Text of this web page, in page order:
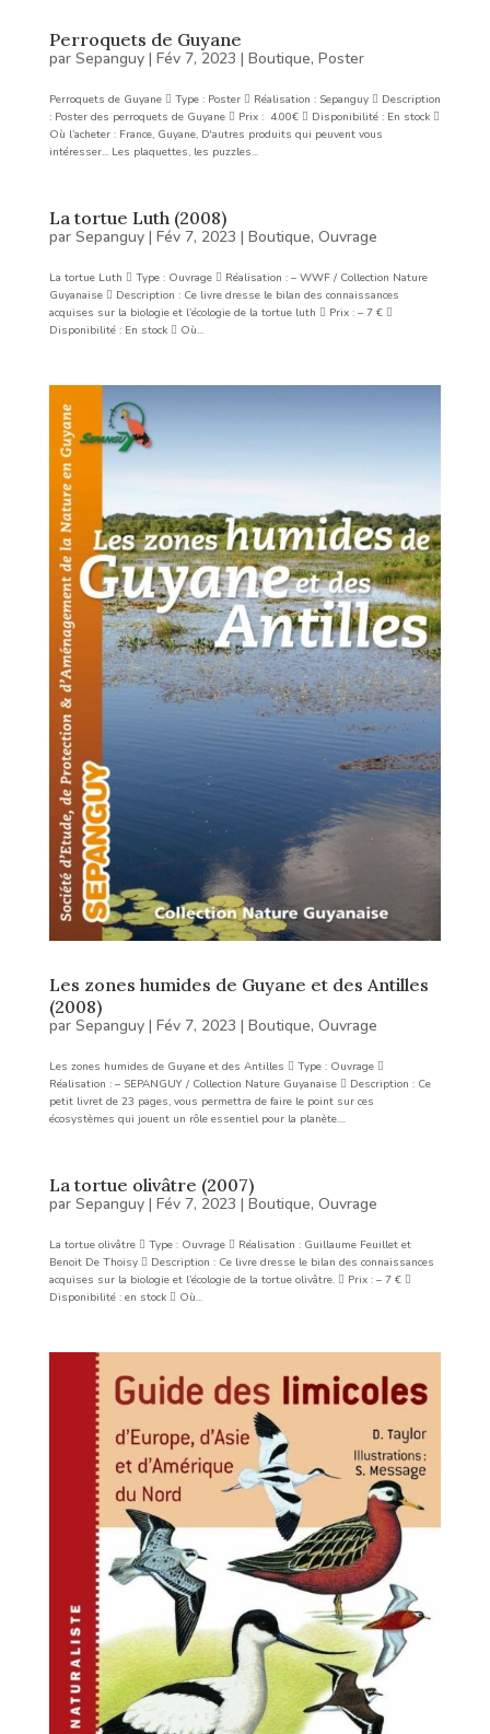
Perroquets de Guyane
par Sepanguy| Fév 7, 2023 | Boutique, Poster
Perroquets de Guyane  Type : Poster  Réalisation : Sepanguy  Description
: Poster des perroquets de Guyane  Prix : 4.00€  Disponibilité : En stock 
Où l’acheter : France, Guyane, D'autres produits qui peuvent vous
intéresser... Les plaquettes, les puzzles...
La tortue Luth (2008)
par Sepanguy| Fév 7, 2023 | Boutique, Ouvrage
La tortue Luth  Type : Ouvrage  Réalisation : – WWF / Collection Nature
Guyanaise  Description : Ce livre dresse le bilan des connaissances
acquises sur la biologie et l’écologie de la tortue luth  Prix : – 7 € 
Disponibilité : En stock  Où...
Les zones humides de Guyane et des Antilles
(2008)
par Sepanguy| Fév 7, 2023 | Boutique, Ouvrage
Les zones humides de Guyane et des Antilles  Type : Ouvrage 
Réalisation : – SEPANGUY / Collection Nature Guyanaise  Description : Ce
petit livret de 23 pages, vous permettra de faire le point sur ces
écosystèmes qui jouent un rôle essentiel pour la planète....
La tortue olivâtre (2007)
par Sepanguy| Fév 7, 2023 | Boutique, Ouvrage
La tortue olivâtre  Type : Ouvrage  Réalisation : Guillaume Feuillet et
Benoit De Thoisy  Description : Ce livre dresse le bilan des connaissances
acquises sur la biologie et l’écologie de la tortue olivâtre.  Prix : – 7 € 
Disponibilité : en stock  Où...